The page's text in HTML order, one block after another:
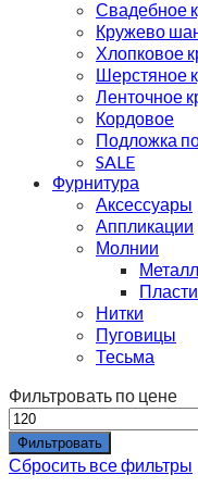
Свадебное
Кружево
Хлопковое
Шерстяное
Ленточное
Кордовое
Подложка
SALE
Фурнитура
Аксессуары
Аппликации
Молнии
Металл
Нитки
Пуговицы
Тесьма
Фильтровать по цене
Фильтровать
Сбросить все фильтры